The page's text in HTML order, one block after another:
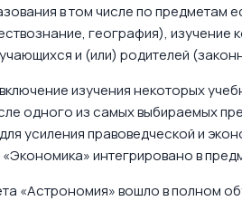
в том числе по предметам
география),
и (или) родителей
изучения некоторых
одного из самых выбираемых
усиления правоведческой и
«Экономика» интегрировано в
«Астрономия» вошло в полном